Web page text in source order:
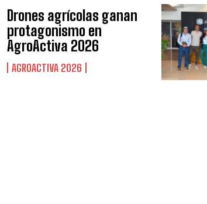
Drones agrícolas ganan
protagonismo en
AgroActiva 2026
AGROACTIVA 2026